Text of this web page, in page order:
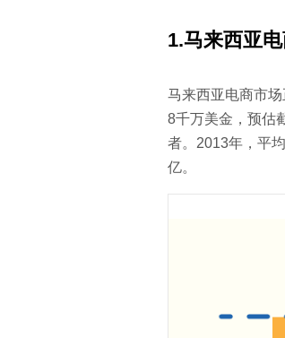
1.马来西亚
马来西亚电商市
8千万美金，预估
者。2013年，平
亿。